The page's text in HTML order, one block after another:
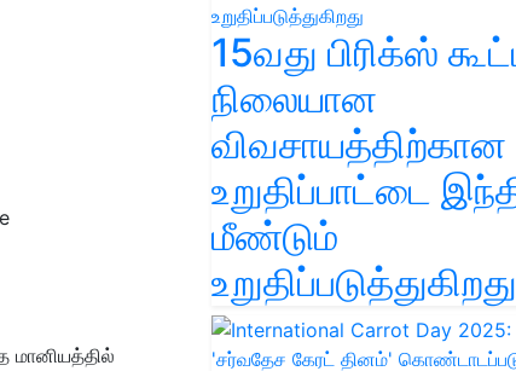
மானியத்தில்
15வது பிரிக்ஸ்
நிலையான
விவசாயத்திற்கான
உறுதிப்பாட்டை
மீண்டும்
உறுதிப்படுத்துகிறது